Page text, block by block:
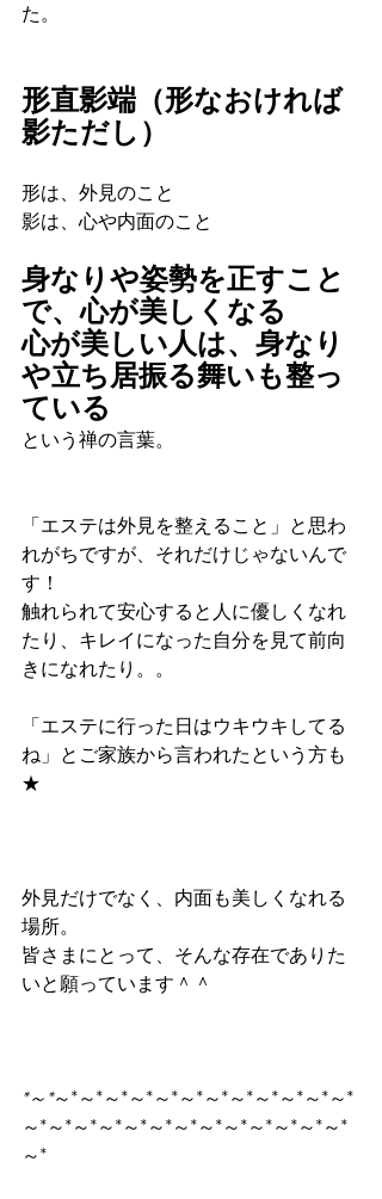
た。
形直影端（形なおければ
影ただし）
形は、外見のこと
影は、心や内面のこと
身なりや姿勢を正すこと
で、心が美しくなる
心が美しい人は、身なり
や立ち居振る舞いも整っ
ている
という禅の言葉。
「エステは外見を整えること」と思わ
れがちですが、それだけじゃないんで
す！
触れられて安心すると人に優しくなれ
たり、キレイになった自分を見て前向
きになれたり。。
「エステに行った日はウキウキしてる
ね」とご家族から言われたという方も
★
外見だけでなく、内面も美しくなれる
場所。
皆さまにとって、そんな存在でありた
いと願っています＾＾
*～*～*～*～*～*～*～*～*～*～*～*～*～*
～*～*～*～*～*～*～*～*～*～*～*～*～*
～*